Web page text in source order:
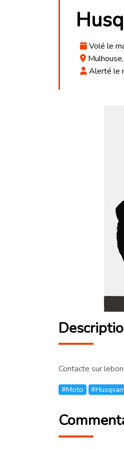
Volé le
Alerté le
Contacte sur
#Moto